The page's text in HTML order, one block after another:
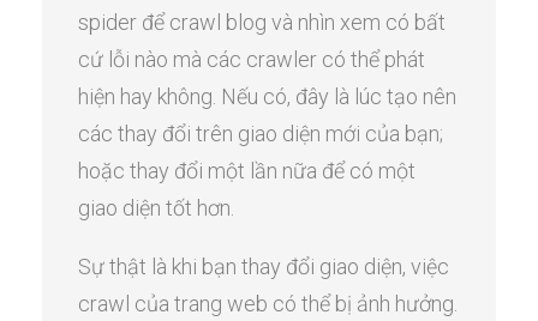
spider để crawl blog và nhìn xem có bất
cứ lỗi nào mà các crawler có thể phát
hiện hay không. Nếu có, đây là lúc tạo nên
các thay đổi trên giao diện mới của bạn;
hoặc thay đổi một lần nữa để có một
giao diện tốt hơn.
Sự thật là khi bạn thay đổi giao diện, việc
crawl của trang web có thể bị ảnh hưởng.